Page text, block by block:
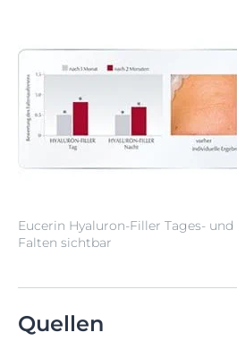
Eucerin Hyaluron-Filler Tages-
Falten sichtbar
Quellen